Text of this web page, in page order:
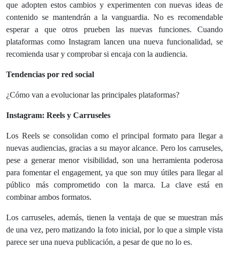
que adopten estos cambios y experimenten con nuevas ideas de
contenido se mantendrán a la vanguardia. No es recomendable
esperar a que otros prueben las nuevas funciones. Cuando
plataformas como Instagram lancen una nueva funcionalidad, se
recomienda usar y comprobar si encaja con la audiencia.
Tendencias por red social
¿Cómo van a evolucionar las principales plataformas?
Instagram: Reels y Carruseles
Los Reels se consolidan como el principal formato para llegar a
nuevas audiencias, gracias a su mayor alcance. Pero los carruseles,
pese a generar menor visibilidad, son una herramienta poderosa
para fomentar el engagement, ya que son muy útiles para llegar al
público más comprometido con la marca. La clave está en
combinar ambos formatos.
Los carruseles, además, tienen la ventaja de que se muestran más
de una vez, pero matizando la foto inicial, por lo que a simple vista
parece ser una nueva publicación, a pesar de que no lo es.